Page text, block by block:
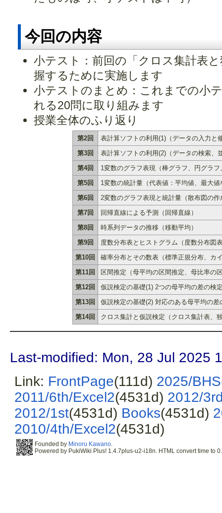
今回の内容
小テスト：前回の「クロス集計表
握するために実施します
小テストのまとめ：これまでの小
れる20問に取り組みます
授業全体のふり返り
第2回
表計算ソフトの利用(1)（データの入力と
第3回
表計算ソフトの利用(2)（データの検索、
第4回
1変数のグラフ表現（棒グラフ、円グラ
第5回
1変数の統計量（代表値：平均値、最大
第6回
2変数のグラフ表現と統計量（散布図の
第7回
回帰直線による予測（回帰直線）
第8回
時系列データの推移（移動平均）
第9回
度数分布表とヒストグラム（度数分布図
第10回
確率分布とその数表（標準正規分布、カ
第11回
区間推定（母平均の区間推定、母比率の
第12回
仮説検定の基礎(1) 2つの母平均の差の検
第13回
仮説検定の基礎(2) 対応のある母平均の差
第14回
クロス集計と仮説検定（クロス集計表、
Last-modified: Mon, 28 Jul 2025
Link: FrontPage(111d) 2025/BHS
2011/6th/Excel2(4531d) 2012/
2012/1st(4531d) Books(4531d)
2010/4th/Excel2(4531d)
Founded by Minoru Kawano.
Powered by PukiWiki Plus! 1.4.7plus-u2-i18n. HTML convert time to